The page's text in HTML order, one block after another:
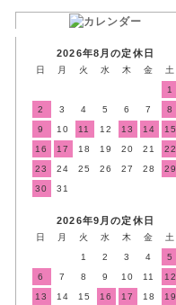
2026年8月の定休日
日 月 火 水 木 金
土
1
2
3 4 5 6 7
8
9
10 11 12 13 14
15
16
17 18 19 20 21
22
23
24 25 26 27 28
29
30
31
2026年9月の定休日
日 月 火 水 木 金
土
1
2 3 4
5
6
7 8 9 10 11
12
13
14 15 16 17 18
19